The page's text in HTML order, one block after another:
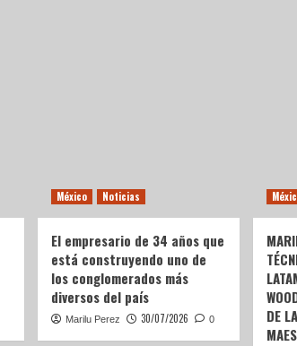
México Noticias
El empresario de 34 años que
está construyendo uno de
los conglomerados más
diversos del país
Marilu Perez 30/07/2026 0
DE